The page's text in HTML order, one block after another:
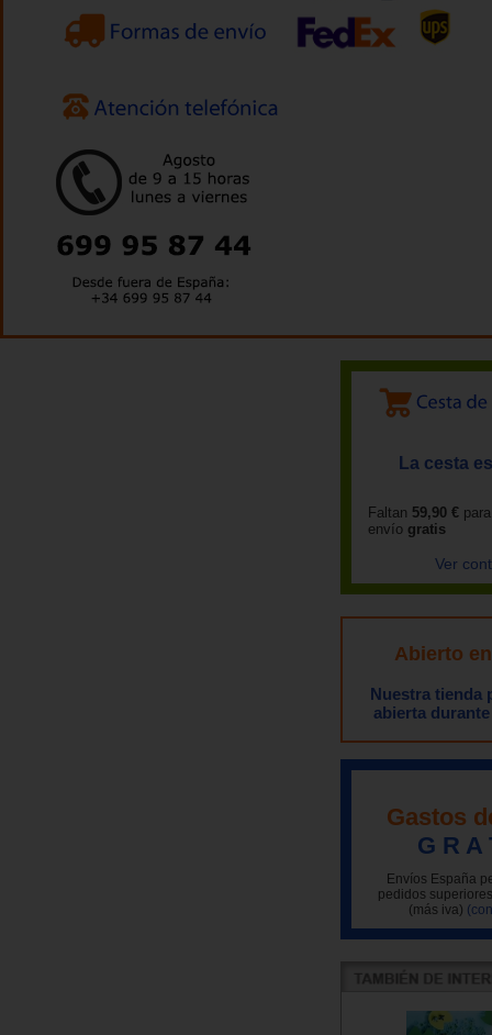
La cesta
Faltan 59,90 €
envío gratis
Ver
Abierto
Nuestra tienda
abierta
Gastos
G R A
Envíos España
pedidos
(más iva)